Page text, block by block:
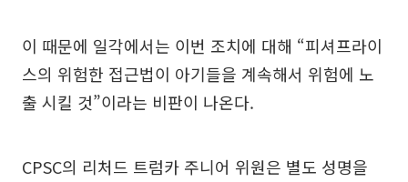
이 때문에 일각에서는 이번 조치에 대해 “피셔프라이
스의 위험한 접근법이 아기들을 계속해서 위험에 노
출 시킬 것”이라는 비판이 나온다.
CPSC의 리처드 트럼카 주니어 위원은 별도 성명을